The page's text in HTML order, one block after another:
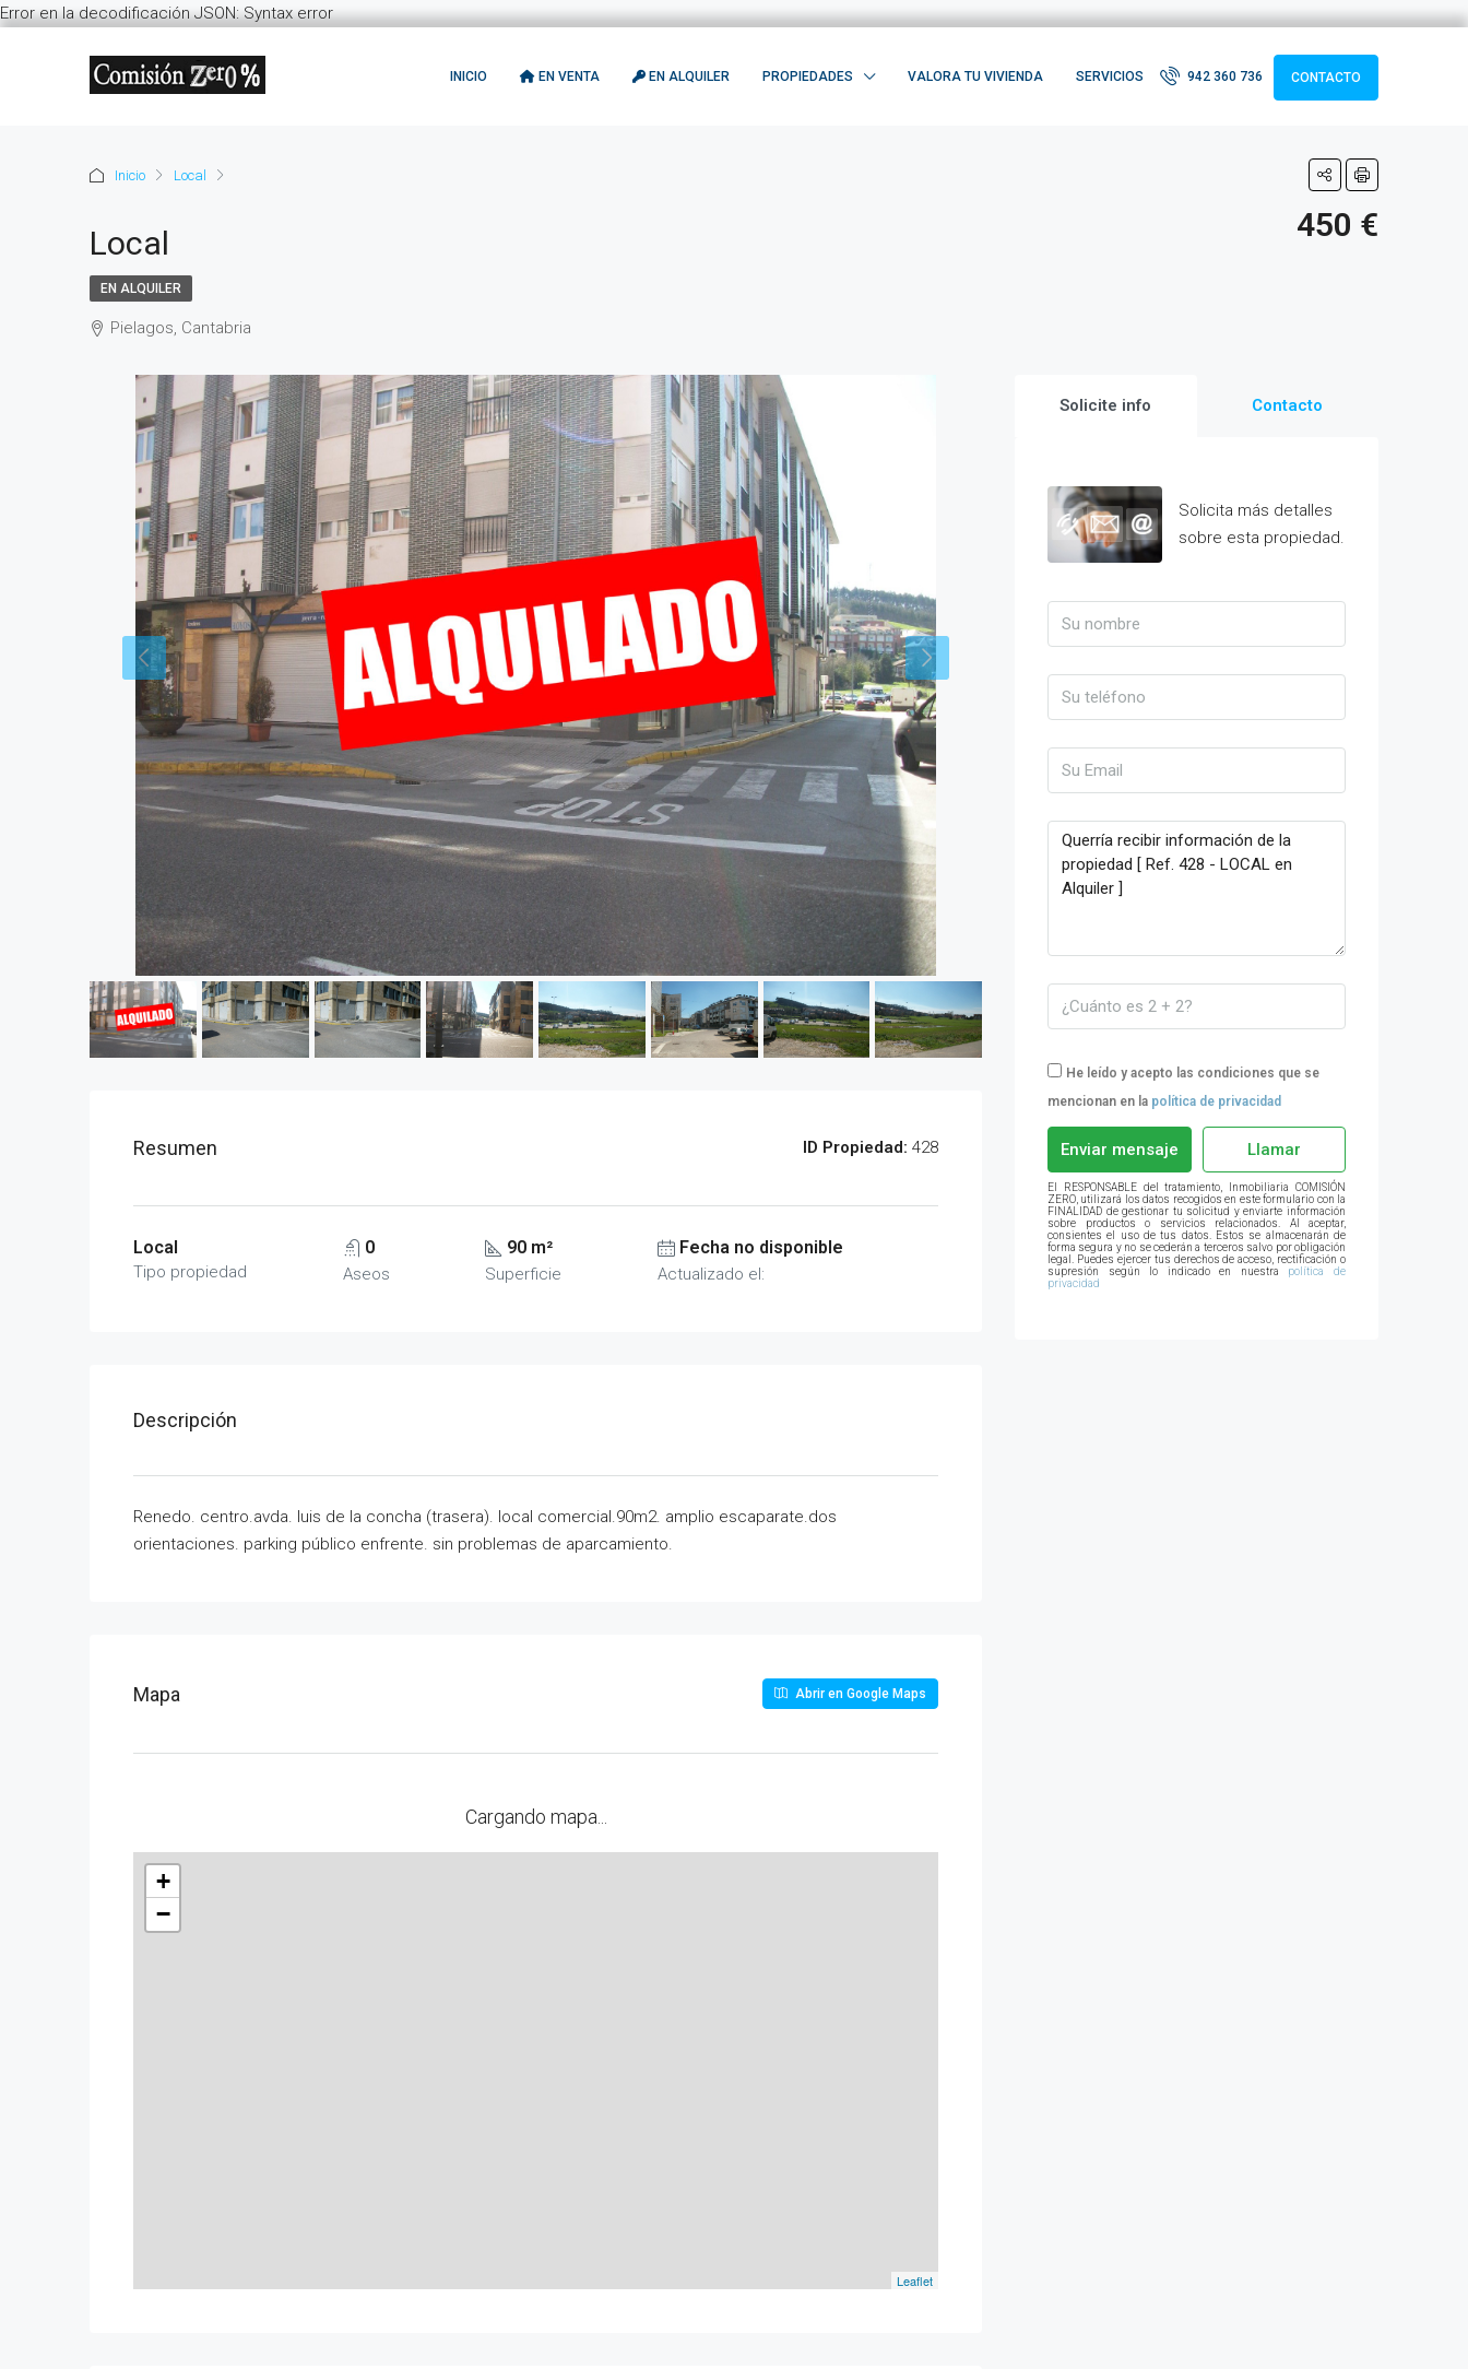
Error en la decodificación JSON: Syntax error
INICIO EN VENTA EN ALQUILER PROPIEDADES VALORA TU VIVIENDA SERVICIOS 942 360 736 CONTACTO
Inicio Local
Local 450 €
EN ALQUILER
Pielagos, Cantabria
Resumen ID Propiedad: 428
Local
Tipo propiedad
0
Aseos
90 m²
Superficie
Fecha no disponible
Actualizado el:
Descripción
Renedo. centro.avda. luis de la concha (trasera). local comercial.90m2. amplio escaparate.dos
orientaciones. parking público enfrente. sin problemas de aparcamiento.
Mapa Abrir en Google Maps
Cargando mapa...
+
−
Leaflet
Solicite info Contacto
Solicita más detalles
sobre esta propiedad.
He leído y acepto las condiciones que se
mencionan en la política de privacidad
Enviar mensaje Llamar
El RESPONSABLE del tratamiento, Inmobiliaria COMISIÓN
ZERO, utilizará los datos recogidos en este formulario con la
FINALIDAD de gestionar tu solicitud y enviarte información
sobre productos o servicios relacionados. Al aceptar,
consientes el uso de tus datos. Estos se almacenarán de
forma segura y no se cederán a terceros salvo por obligación
legal. Puedes ejercer tus derechos de acceso, rectificación o
supresión según lo indicado en nuestra política de
privacidad